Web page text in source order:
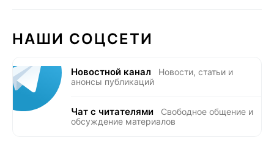
НАШИ СОЦСЕТИ
Новостной канал
Новости, статьи и
анонсы публикаций
Чат с читателями
Свободное общение и
обсуждение материалов